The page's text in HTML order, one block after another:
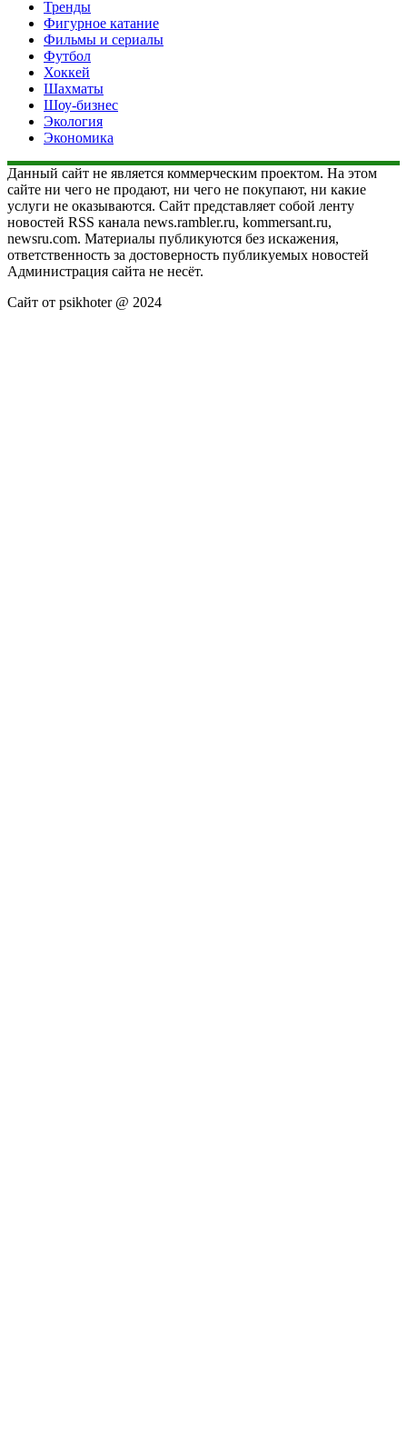
Тренды
Фигурное катание
Фильмы и сериалы
Футбол
Хоккей
Шахматы
Шоу-бизнес
Экология
Экономика
Данный сайт не является коммерческим проектом. На этом
сайте ни чего не продают, ни чего не покупают, ни какие
услуги не оказываются. Сайт представляет собой ленту
новостей RSS канала news.rambler.ru, kommersant.ru,
newsru.com. Материалы публикуются без искажения,
ответственность за достоверность публикуемых новостей
Администрация сайта не несёт.
Сайт от psikhoter @ 2024